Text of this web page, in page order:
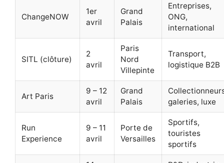
ChangeNOW
1er
avril
Grand
Palais
Entreprises,
ONG,
international
SITL (clôture)
2
avril
Paris
Nord
Villepinte
Transport,
logistique B2B
Art Paris
9 – 12
avril
Grand
Palais
galeries, luxe
Run
Experience
9 – 11
avril
Porte de
Versailles
Sportifs,
touristes
sportifs